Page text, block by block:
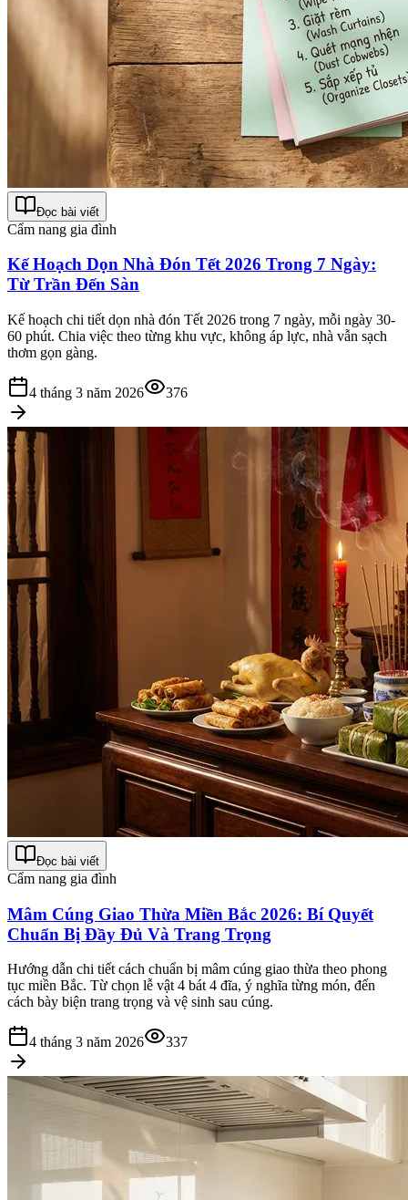
Đọc bài viết
Cẩm nang gia đình
Kế Hoạch Dọn Nhà Đón Tết 2026 Trong 7 Ngày:
Từ Trần Đến Sàn
Kế hoạch chi tiết dọn nhà đón Tết 2026 trong 7 ngày, mỗi ngày 30-
60 phút. Chia việc theo từng khu vực, không áp lực, nhà vẫn sạch
thơm gọn gàng.
4 tháng 3 năm 2026 376
Đọc bài viết
Cẩm nang gia đình
Mâm Cúng Giao Thừa Miền Bắc 2026: Bí Quyết
Chuẩn Bị Đầy Đủ Và Trang Trọng
Hướng dẫn chi tiết cách chuẩn bị mâm cúng giao thừa theo phong
tục miền Bắc. Từ chọn lễ vật 4 bát 4 đĩa, ý nghĩa từng món, đến
cách bày biện trang trọng và vệ sinh sau cúng.
4 tháng 3 năm 2026 337